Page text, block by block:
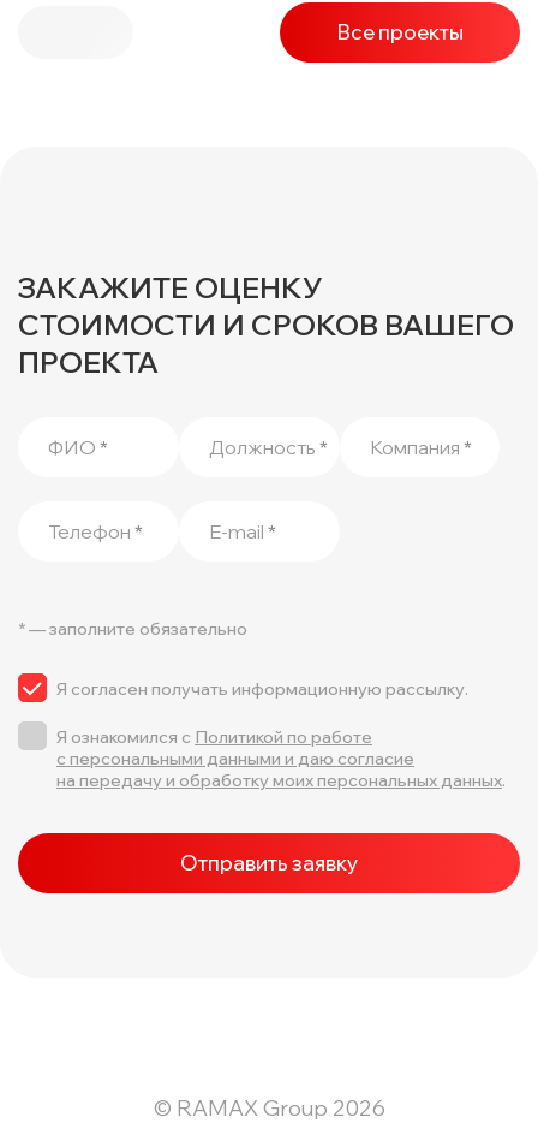
Все проекты
ЗАКАЖИТЕ ОЦЕНКУ
СТОИМОСТИ И СРОКОВ ВАШЕГО
ПРОЕКТА
ФИО * Должность * Компания *
Телефон * E-mail *
* — заполните обязательно
Я согласен получать информационную рассылку.
Я ознакомился с Политикой по работе
с персональными данными и даю согласие
на передачу и обработку моих персональных данных.
Отправить заявку
© RAMAX Group 2026